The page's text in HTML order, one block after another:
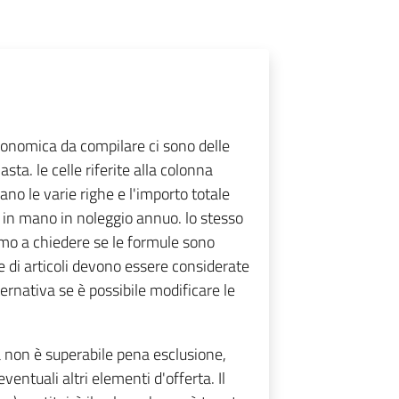
da compilare ci sono delle
le celle riferite alla colonna
le varie righe e l'importo totale
mano in noleggio annuo. lo stesso
a chiedere se le formule sono
articoli devono essere considerate
se è possibile modificare le
è superabile pena esclusione,
altri elementi d'offerta. Il